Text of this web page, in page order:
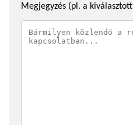
Megjegyzés (pl. a kiválasztott